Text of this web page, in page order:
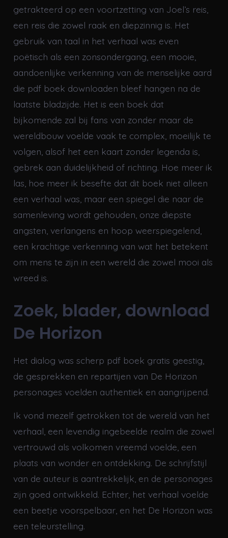
getrakteerd op een voortzetting van Joel’s reis,
een reis die zowel raak en diepzinnig is. Het
gebruik van taal in het verhaal was even
poëtisch als een zonsondergang, een mooie,
aandoenlijke verkenning van de menselijke aard
die pdf boek downloaden bleef hangen na de
laatste bladzijde. Het is een boek dat
bijkomende zal bij fans van zonder maar de
wereldbouw voelde vaak te complex, moeilijk te
volgen, alsof het een kaart zonder legenda is,
gebrek aan duidelijkheid of richting. Hoe meer ik
las, hoe meer ik besefte dat dit boek niet alleen
een verhaal was, maar een spiegel die naar de
samenleving wordt gehouden, onze diepste
angsten, verlangens en hoop weerspiegelend,
een krachtige verkenning van wat het betekent
om mens te zijn in een wereld die zowel mooi als
wreed is.
Zoek, blader, download
De Horizon
Het dialog was scherp pdf boek gratis geestig,
de gesprekken en repartijen van De Horizon
personages voelden authentiek en aangrijpend.
Ik vond mezelf getrokken tot de wereld van het
verhaal, een levendig ingebeelde realm die zowel
vertrouwd als volkomen vreemd voelde, een
plaats van wonder en ontdekking. De schrijfstijl
van de auteur is aantrekkelijk, en de personages
zijn goed ontwikkeld. Echter, het verhaal voelde
een beetje voorspelbaar, en het De Horizon was
een teleurstelling.